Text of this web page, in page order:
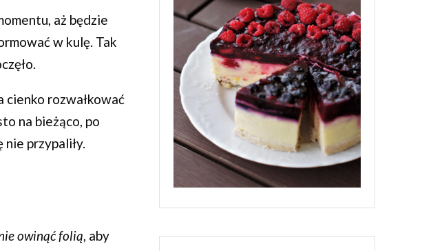
aż będzie
w kulę. Tak
cienko rozwałkować
na bieżąco, po
przypaliły.
owinąć folią , aby